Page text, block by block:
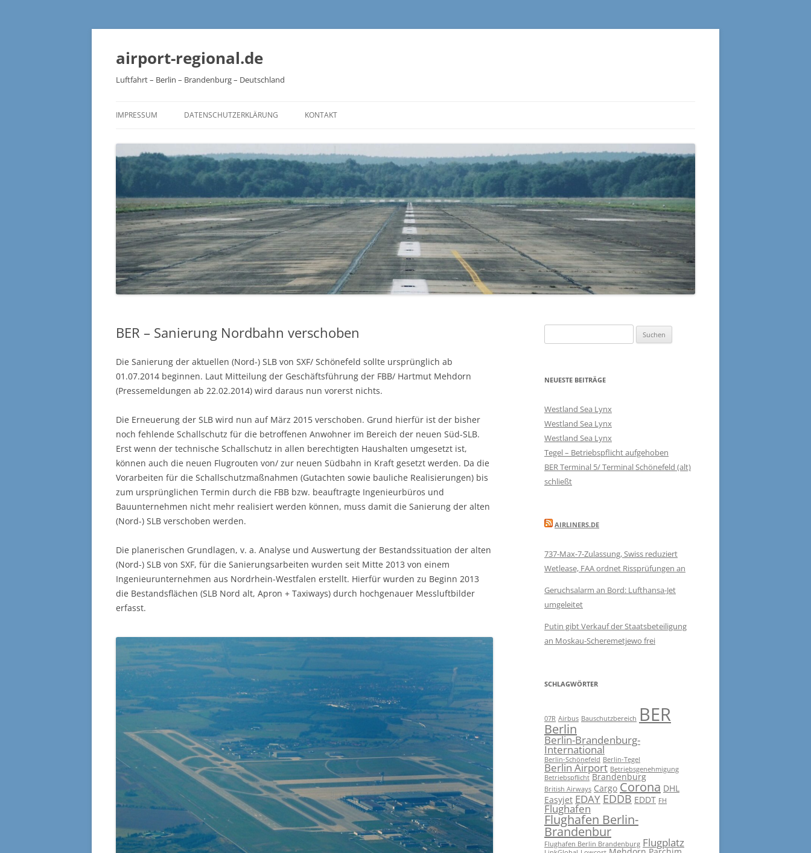
Zum
springen
airport-regional.de
Luftfahrt – Berlin – Brandenburg – Deutschland
IMPRESSUM DATENSCHUTZERKLÄRUNG KONTAKT
BER – Sanierung Nordbahn verschoben
Die Sanierung der aktuellen (Nord-) SLB von SXF/ Schönefeld sollte ursprünglich ab
01.07.2014 beginnen. Laut Mitteilung der Geschäftsführung der FBB/ Hartmut Mehdorn
(Pressemeldungen ab 22.02.2014) wird daraus nun vorerst nichts.
Die Erneuerung der SLB wird nun auf März 2015 verschoben. Grund hierfür ist der bisher
noch fehlende Schallschutz für die betroffenen Anwohner im Bereich der neuen Süd-SLB.
Erst wenn der technische Schallschutz in allen berechtigten Haushalten umgesetzt ist,
können auch die neuen Flugrouten von/ zur neuen Südbahn in Kraft gesetzt werden. Da die
Vorarbeiten für die Schallschutzmaßnahmen (Gutachten sowie bauliche Realisierungen) bis
zum ursprünglichen Termin durch die FBB bzw. beauftragte Ingenieurbüros und
Bauunternehmen nicht mehr realisiert werden können, muss damit die Sanierung der alten
(Nord-) SLB verschoben werden.
Die planerischen Grundlagen, v. a. Analyse und Auswertung der Bestandssituation der alten
(Nord-) SLB von SXF, für die Sanierungsarbeiten wurden seit Mitte 2013 von einem
Ingenieurunternehmen aus Nordrhein-Westfalen erstellt. Hierfür wurden zu Beginn 2013
die Bestandsflächen (SLB Nord alt, Apron + Taxiways) durch hochgenauer Messluftbilder
erfasst.
nach:
NEUESTE BEITRÄGE
Westland Sea Lynx
Westland Sea Lynx
Westland Sea Lynx
Tegel – Betriebspflicht aufgehoben
BER Terminal 5/ Terminal Schönefeld (alt)
schließt
AIRLINERS.DE
737-Max-7-Zulassung, Swiss reduziert
Wetlease, FAA ordnet Rissprüfungen an
Geruchsalarm an Bord: Lufthansa-Jet
umgeleitet
Putin gibt Verkauf der Staatsbeteiligung
an Moskau-Scheremetjewo frei
SCHLAGWÖRTER
07R Airbus Bauschutzbereich BER
Berlin
Berlin-Brandenburg-
International
Berlin-Schönefeld Berlin-Tegel
Berlin Airport Betriebsgenehmigung
Betriebspflicht Brandenburg
British Airways Cargo Corona DHL
Easyjet EDAY EDDB EDDT FH
Flughafen
Flughafen Berlin-
Brandenbur
Flughafen Berlin Brandenburg Flugplatz